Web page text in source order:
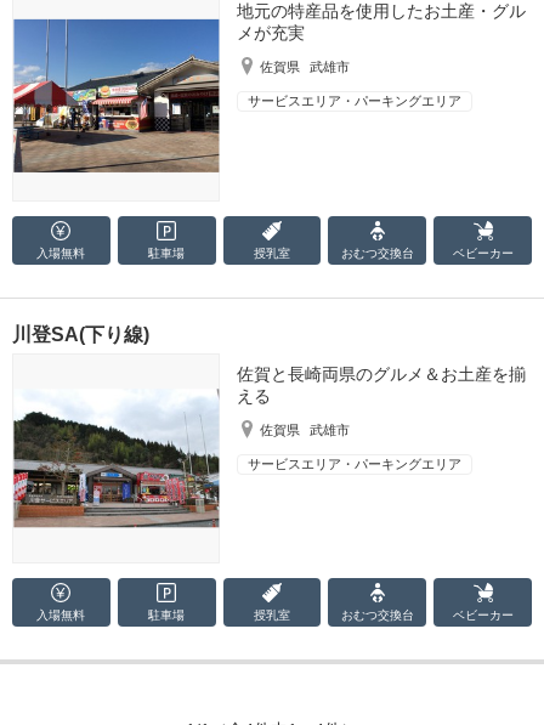
地元の特産品を使用したお土産・グル
メが充実
佐賀県 武雄市
サービスエリア・パーキングエリア
入場無料 駐車場 授乳室 おむつ交換台 ベビーカー
川登SA(下り線)
佐賀と長崎両県のグルメ＆お土産を揃
える
佐賀県 武雄市
サービスエリア・パーキングエリア
入場無料 駐車場 授乳室 おむつ交換台 ベビーカー